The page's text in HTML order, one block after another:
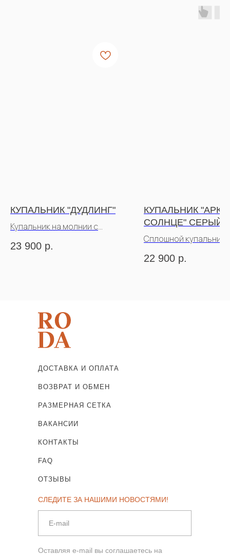
КУПАЛЬНИК "ДУДЛИНГ"
Купальник на молнии с
23 900 р.
КУПАЛЬНИК
СОЛНЦЕ" СЕРЫЙ
Сплошной купальник
22 900 р.
РАЗМЕРНАЯ СЕТКА
ДОСТАВКА И ОПЛАТА
КОНТАКТЫ
FAQ
ОТЗЫВЫ
СЛЕДИТЕ ЗА НАШИМИ НОВОСТЯМИ!
Оставляя e-mail вы соглашаетесь на
ВОЗВРАТ И ОБМЕН
ВАКАНСИИ